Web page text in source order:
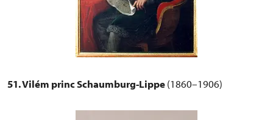
51. Vilém princ Schaumburg-Lippe(1860–1906)